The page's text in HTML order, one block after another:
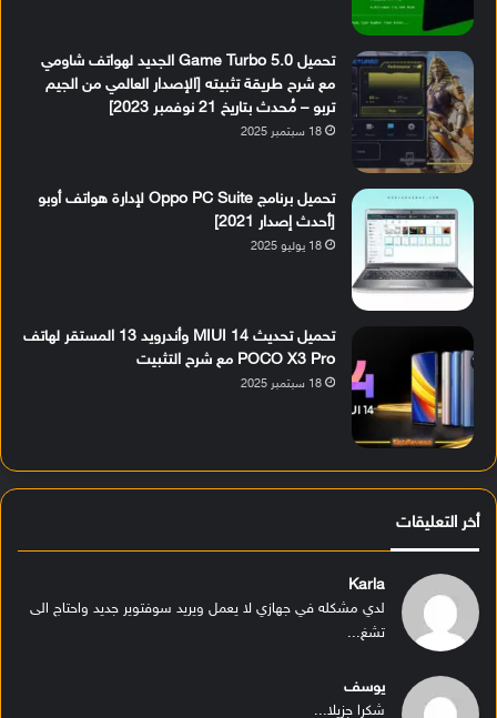
تحميل Game Turbo 5.0 الجديد لهواتف شاومي
مع شرح طريقة تثبيته [الإصدار العالمي من الجيم
تربو – مُحدث بتاريخ 21 نوفمبر 2023]
18 سبتمبر 2025
تحميل برنامج Oppo PC Suite لإدارة هواتف أوبو
[أحدث إصدار 2021]
18 يوليو 2025
تحميل تحديث MIUI 14 وأندرويد 13 المستقر لهاتف
POCO X3 Pro مع شرح التثبيت
18 سبتمبر 2025
أخر التعليقات
Karla
لدي مشكله في جهازي لا يعمل ويريد سوفتوير جديد واحتاج الى
تشغ...
يوسف
شكرا جزيلا...